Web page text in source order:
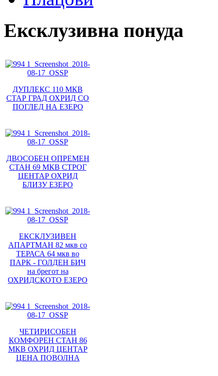
Ексклузивна понуда
ДУПЛЕКС 110 МКВ
СТАР ГРАД ОХРИД СО
ПОГЛЕД НА ЕЗЕРО
ДВОСОБЕН ОПРЕМЕН
СТАН 69 МКВ СТРОГ
ЦЕНТАР ОХРИД
БЛИЗУ ЕЗЕРО
ЕКСКЛУЗИВЕН
АПАРТМАН 82 мкв со
ТЕРАСА 64 мкв во
ПАРК - ГОЛДЕН БИЧ
на брегот на
ОХРИДСКОТО ЕЗЕРО
ЧЕТИРИСОБЕН
КОМФОРЕН СТАН 86
МКВ ОХРИД ЦЕНТАР
ЦЕНА ПОВОЛНА